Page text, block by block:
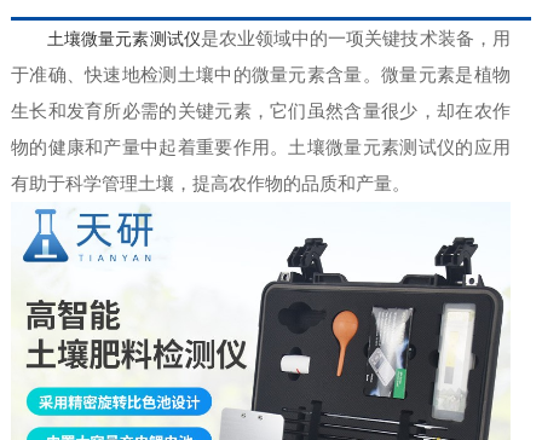
土壤微量元素测试仪是农业领域中的一项关键技术装备，用
于准确、快速地检测土壤中的微量元素含量。微量元素是植物
生长和发育所必需的关键元素，它们虽然含量很少，却在农作
物的健康和产量中起着重要作用。土壤微量元素测试仪的应用
有助于科学管理土壤，提高农作物的品质和产量。